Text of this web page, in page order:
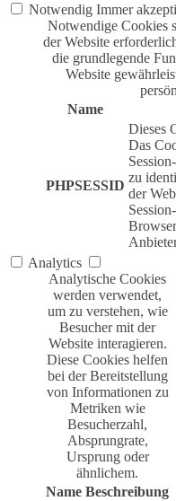
Notwendig Immer
Notwendige Cookies
der Website
die grundlegende
Website
Name
PHPSESSID
Dieses
Das
zu
der
Analytics
Analytische Cookies
werden verwendet,
um zu verstehen, wie
Besucher mit der
Website interagieren.
Diese Cookies helfen
bei der Bereitstellung
von Informationen zu
Metriken wie
Besucherzahl,
Absprungrate,
Ursprung oder
ähnlichem.
Name Beschreibung